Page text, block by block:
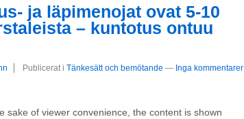
ja läpimenojat ovat 5-10
– kuntotus ontuu
Publicerat i Tänkesätt och bemötande — Inga kommentarer
sake of viewer convenience, the content is shown